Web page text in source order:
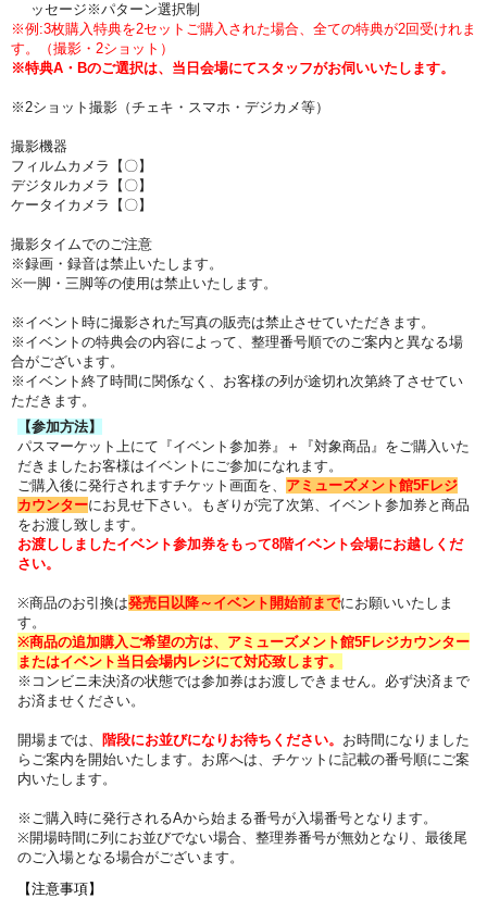
ッセージ※パターン選択制
※例:3枚購入特典を2セットご購入された場合、全ての特典が2回受けれま
す。（撮影・2ショット）
※特典A・Bのご選択は、当日会場にてスタッフがお伺いいたします。
※2ショット撮影（チェキ・スマホ・デジカメ等）
撮影機器
フィルムカメラ【〇】
デジタルカメラ【〇】
ケータイカメラ【〇】
撮影タイムでのご注意
※録画・録音は禁止いたします。
※一脚・三脚等の使用は禁止いたします。
※イベント時に撮影された写真の販売は禁止させていただきます。
※イベントの特典会の内容によって、整理番号順でのご案内と異なる場
合がございます。
※イベント終了時間に関係なく、お客様の列が途切れ次第終了させてい
ただきます。
【参加方法】
パスマーケット上にて『イベント参加券』＋『対象商品』をご購入いた
だきましたお客様はイベントにご参加になれます。
ご購入後に発行されますチケット画面を、 アミューズメント館5Fレジ
カウンターにお見せ下さい。
もぎりが完了次第、イベント参加券と商品
をお渡し致します。
お渡ししましたイベント参加券をもって8階イベント会場にお越しくだ
さい。
※商品のお引換は発売日以降～ イベント開始前までにお願いいたしま
す。
※商品の追加購入ご希望の方は、 アミューズメント館5Fレジカウンター
またはイベント当日会場内レジにて対応致します。
※コンビニ未決済の状態では参加券はお渡しできません。必ず決済まで
お済ませください。
開場までは、 階段にお並びになりお待ちください。 お時間になりました
らご案内を開始いたします。お席へは、チケットに記載の番号順にご案
内いたします 。
※ご購入時に発行されるAから始まる番号が入場番号となります。
※開場時間に列にお並びでない場合、整理券番号が無効となり、最後尾
のご入場となる場合がございます。
【注意事項】